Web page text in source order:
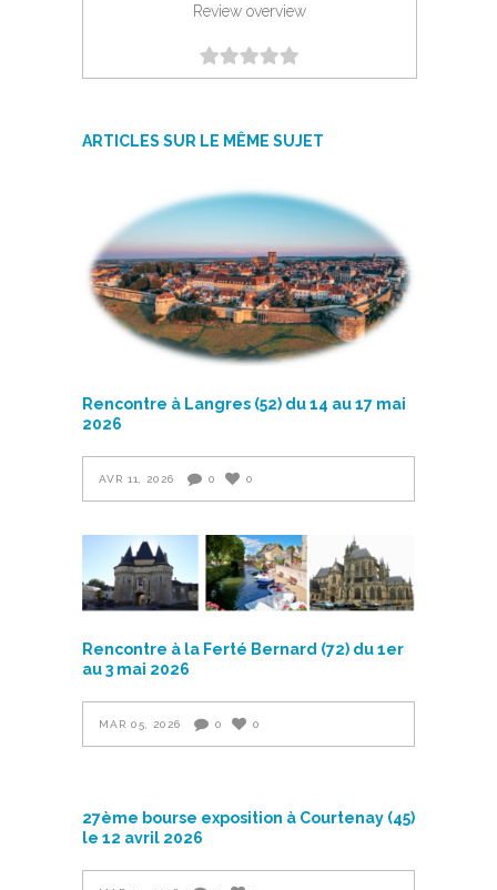
Review overview
ARTICLES SUR LE MÊME SUJET
Rencontre à Langres (52) du 14 au 17 mai
2026
AVR 11, 2026 0 0
Rencontre à la Ferté Bernard (72) du 1er
au 3 mai 2026
MAR 05, 2026 0 0
27ème bourse exposition à Courtenay (45)
le 12 avril 2026